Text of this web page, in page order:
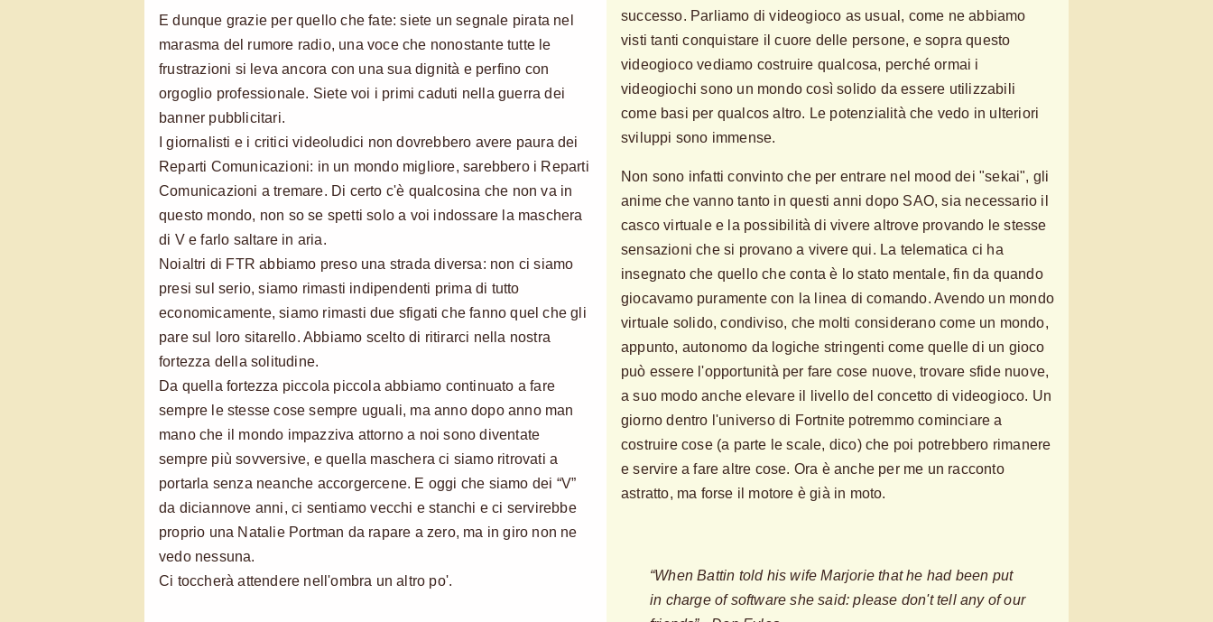
E dunque grazie per quello che fate: siete un segnale pirata nel
marasma del rumore radio, una voce che nonostante tutte le
frustrazioni si leva ancora con una sua dignità e perfino con
orgoglio professionale. Siete voi i primi caduti nella guerra dei
banner pubblicitari.
I giornalisti e i critici videoludici non dovrebbero avere paura dei
Reparti Comunicazioni: in un mondo migliore, sarebbero i Reparti
Comunicazioni a tremare. Di certo c'è qualcosina che non va in
questo mondo, non so se spetti solo a voi indossare la maschera
di V e farlo saltare in aria.
Noialtri di FTR abbiamo preso una strada diversa: non ci siamo
presi sul serio, siamo rimasti indipendenti prima di tutto
economicamente, siamo rimasti due sfigati che fanno quel che gli
pare sul loro sitarello. Abbiamo scelto di ritirarci nella nostra
fortezza della solitudine.
Da quella fortezza piccola piccola abbiamo continuato a fare
sempre le stesse cose sempre uguali, ma anno dopo anno man
mano che il mondo impazziva attorno a noi sono diventate
sempre più sovversive, e quella maschera ci siamo ritrovati a
portarla senza neanche accorgercene. E oggi che siamo dei “V”
da diciannove anni, ci sentiamo vecchi e stanchi e ci servirebbe
proprio una Natalie Portman da rapare a zero, ma in giro non ne
vedo nessuna.
Ci toccherà attendere nell'ombra un altro po'.
successo. Parliamo di videogioco as usual, come ne abbiamo
visti tanti conquistare il cuore delle persone, e sopra questo
videogioco vediamo costruire qualcosa, perché ormai i
videogiochi sono un mondo così solido da essere utilizzabili
come basi per qualcos altro. Le potenzialità che vedo in ulteriori
sviluppi sono immense.
Non sono infatti convinto che per entrare nel mood dei "sekai", gli
anime che vanno tanto in questi anni dopo SAO, sia necessario il
casco virtuale e la possibilità di vivere altrove provando le stesse
sensazioni che si provano a vivere qui. La telematica ci ha
insegnato che quello che conta è lo stato mentale, fin da quando
giocavamo puramente con la linea di comando. Avendo un mondo
virtuale solido, condiviso, che molti considerano come un mondo,
appunto, autonomo da logiche stringenti come quelle di un gioco
può essere l'opportunità per fare cose nuove, trovare sfide nuove,
a suo modo anche elevare il livello del concetto di videogioco. Un
giorno dentro l'universo di Fortnite potremmo cominciare a
costruire cose (a parte le scale, dico) che poi potrebbero rimanere
e servire a fare altre cose. Ora è anche per me un racconto
astratto, ma forse il motore è già in moto.
“When Battin told his wife Marjorie that he had been put
in charge of software she said: please don't tell any of our